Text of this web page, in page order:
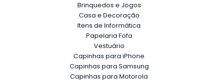
Brinquedos e Jogos
Casa e Decoração
Itens de Informática
Papelaria Fofa
Vestuário
Capinhas para iPhone
Capinhas para Samsung
Capinhas para Motorola